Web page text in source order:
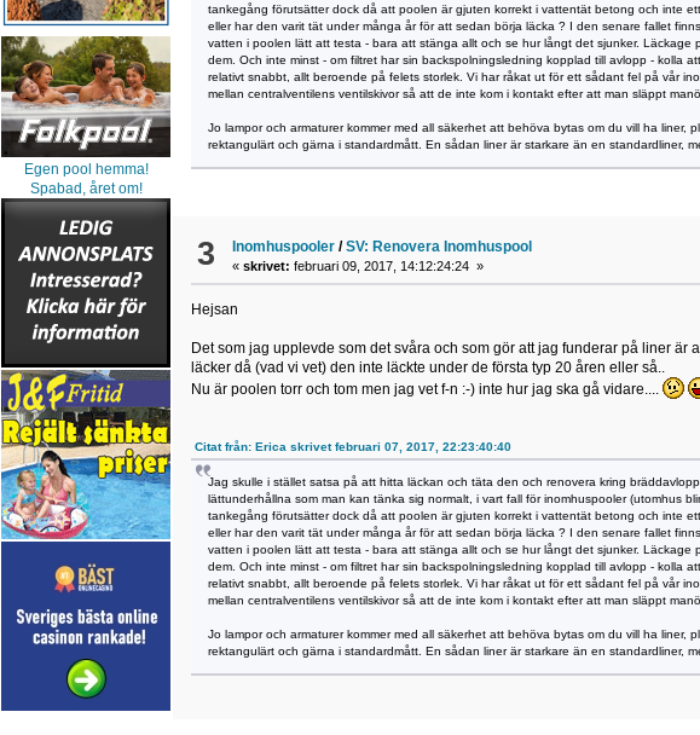
Egen pool hemma!
Spabad, året om!
tankegång förutsätter dock då att poolen är gjuten korrekt i vattentät betong och inte
eller har den varit tät under många år för att sedan börja läcka ? I den senare fallet
vatten i poolen lätt att testa - bara att stänga allt och se hur långt det sjunker. Läckage
dem. Och inte minst - om filtret har sin backspolningsledning kopplad till avlopp - kolla
relativt snabbt, allt beroende på felets storlek. Vi har råkat ut för ett sådant fel på vår
mellan centralventilens ventilskivor så att de inte kom i kontakt efter att man släppt
Jo lampor och armaturer kommer med all säkerhet att behöva bytas om du vill ha
rektangulärt och gärna i standardmått. En sådan liner är starkare än en standardliner,
3 Inomhuspooler /SV: Renovera Inomhuspool
«skrivet: februari 09, 2017, 14:12:24:24 »
Hejsan
Det som jag upplevde som det svåra och som gör att jag funderar på liner
läcker då (vad vi vet) den inte läckte under de första typ 20 åren eller så..
Nu är poolen torr och tom men jag vet f-n :-) inte hur jag ska gå vidare....
Citat från: Erica skrivet februari 07, 2017, 22:23:40:40
Jag skulle i stället satsa på att hitta läckan och täta den och renovera kring
lättunderhållna som man kan tänka sig normalt, i vart fall för inomhuspooler (utomhus
tankegång förutsätter dock då att poolen är gjuten korrekt i vattentät betong och inte
eller har den varit tät under många år för att sedan börja läcka ? I den senare fallet
vatten i poolen lätt att testa - bara att stänga allt och se hur långt det sjunker. Läckage
dem. Och inte minst - om filtret har sin backspolningsledning kopplad till avlopp - kolla
relativt snabbt, allt beroende på felets storlek. Vi har råkat ut för ett sådant fel på vår
mellan centralventilens ventilskivor så att de inte kom i kontakt efter att man släppt
Jo lampor och armaturer kommer med all säkerhet att behöva bytas om du vill ha
rektangulärt och gärna i standardmått. En sådan liner är starkare än en standardliner,